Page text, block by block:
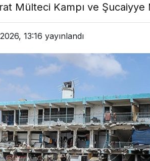
Mülteci Kampı ve Şucaiyye
13:16 yayınlandı